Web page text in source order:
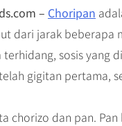
– Choripan
dari jarak beberapa
terhidang, sosis
gigitan pertama,
chorizo dan pan.